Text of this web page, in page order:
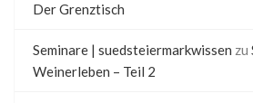
Der Grenztisch
Seminare | suedsteiermarkwissen zu
Weinerleben – Teil 2